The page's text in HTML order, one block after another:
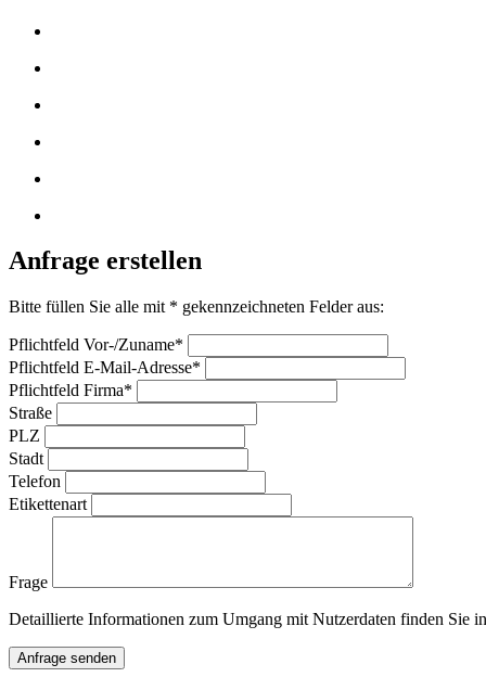
Anfrage erstellen
Bitte füllen Sie alle mit * gekennzeichneten Felder aus:
Pflichtfeld Vor-/Zuname*
Pflichtfeld E-Mail-Adresse*
Pflichtfeld Firma*
Straße
PLZ
Stadt
Telefon
Etikettenart
Frage
Detaillierte Informationen zum Umgang mit Nutzerdaten finden Sie
Anfrage senden